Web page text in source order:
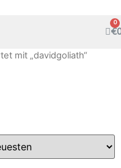
€
mit „davidgoliath“